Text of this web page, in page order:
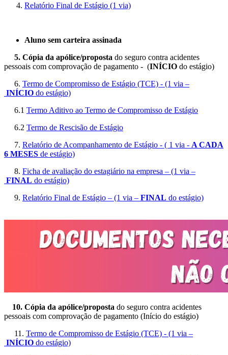
4. Relatório Final de Estágio (1 via)
Aluno sem carteira assinada
5. Cópia da apólice/proposta do seguro contra acidentes
pessoais com comprovação de pagamento - (INÍCIO do estágio)
6. Termo de Compromisso de Estágio (TCE) - (1 via –
INÍCIO do estágio)
6.1 Termo Aditivo ao Termo de Compromisso de Estágio
6.2 Termo de Rescisão de Estágio
7. Relatório de Acompanhamento de Estágio - ( 1 via - A CADA
6 MESES de estágio)
8. Ficha de avaliação do estagiário na empresa – (1 via –
FINAL do estágio)
9. Relatório Final de Estágio – (1 via – FINAL do estágio)
10. Cópia da apólice/proposta do seguro contra acidentes
pessoais com comprovação de pagamento (Início do estágio)
11. Termo de Compromisso de Estágio (TCE) - (1 via –
INÍCIO do estágio)